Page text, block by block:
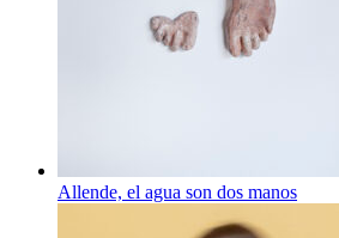
Allende, el agua son dos manos